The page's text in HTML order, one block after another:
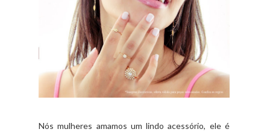
Nós mulheres amamos um lindo acessório, ele é